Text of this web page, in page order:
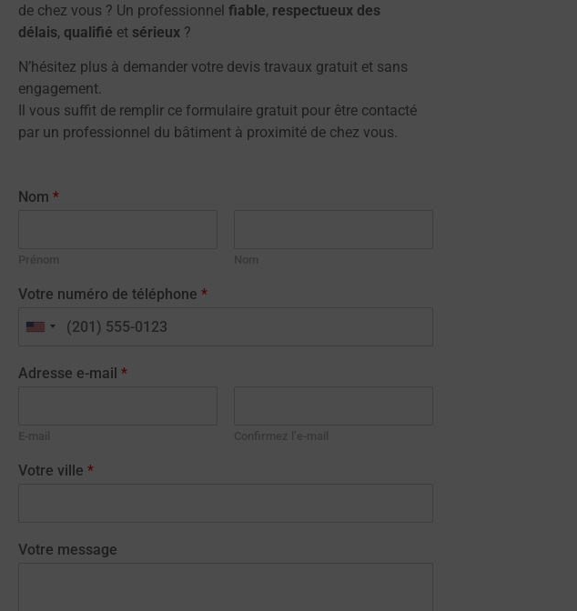
de chez vous ? Un professionnel fiable, respectueux des
délais, qualifié et sérieux ?
N’hésitez plus à demander votre devis travaux gratuit et sans
engagement.
Il vous suffit de remplir ce formulaire gratuit pour être contacté
par un professionnel du bâtiment à proximité de chez vous.
Nom *
Votre numéro de téléphone *
Adresse e-mail *
Votre ville *
Votre message